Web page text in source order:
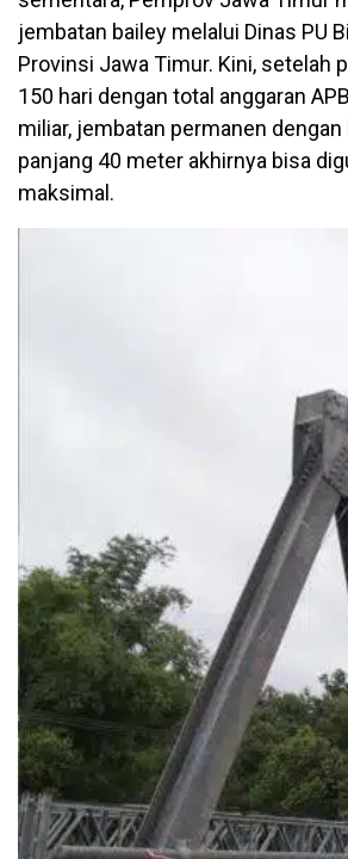
jembatan bailey melalui Dinas PU
Provinsi Jawa Timur. Kini, setelah
150 hari dengan total anggaran
miliar, jembatan permanen
panjang 40 meter akhirnya bisa
maksimal.